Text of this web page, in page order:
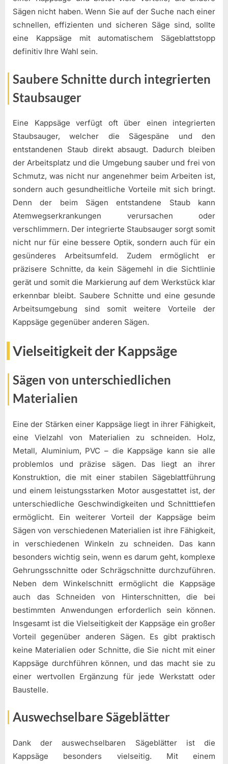
Sägen nicht haben. Wenn Sie auf der Suche nach einer
schnellen, effizienten und sicheren Säge sind, sollte
eine Kappsäge mit automatischem Sägeblattstopp
definitiv Ihre Wahl sein.
Saubere Schnitte durch integrierten
Staubsauger
Eine Kappsäge verfügt oft über einen integrierten
Staubsauger, welcher die Sägespäne und den
entstandenen Staub direkt absaugt. Dadurch bleiben
der Arbeitsplatz und die Umgebung sauber und frei von
Schmutz, was nicht nur angenehmer beim Arbeiten ist,
sondern auch gesundheitliche Vorteile mit sich bringt.
Denn der beim Sägen entstandene Staub kann
Atemwegserkrankungen verursachen oder
verschlimmern. Der integrierte Staubsauger sorgt somit
nicht nur für eine bessere Optik, sondern auch für ein
gesünderes Arbeitsumfeld. Zudem ermöglicht er
präzisere Schnitte, da kein Sägemehl in die Sichtlinie
gerät und somit die Markierung auf dem Werkstück klar
erkennbar bleibt. Saubere Schnitte und eine gesunde
Arbeitsumgebung sind somit weitere Vorteile der
Kappsäge gegenüber anderen Sägen.
Vielseitigkeit der Kappsäge
Sägen von unterschiedlichen
Materialien
Eine der Stärken einer Kappsäge liegt in ihrer Fähigkeit,
eine Vielzahl von Materialien zu schneiden. Holz,
Metall, Aluminium, PVC – die Kappsäge kann sie alle
problemlos und präzise sägen. Das liegt an ihrer
Konstruktion, die mit einer stabilen Sägeblattführung
und einem leistungsstarken Motor ausgestattet ist, der
unterschiedliche Geschwindigkeiten und Schnitttiefen
ermöglicht. Ein weiterer Vorteil der Kappsäge beim
Sägen von verschiedenen Materialien ist ihre Fähigkeit,
in verschiedenen Winkeln zu schneiden. Das kann
besonders wichtig sein, wenn es darum geht, komplexe
Gehrungsschnitte oder Schrägschnitte durchzuführen.
Neben dem Winkelschnitt ermöglicht die Kappsäge
auch das Schneiden von Hinterschnitten, die bei
bestimmten Anwendungen erforderlich sein können.
Insgesamt ist die Vielseitigkeit der Kappsäge ein großer
Vorteil gegenüber anderen Sägen. Es gibt praktisch
keine Materialien oder Schnitte, die Sie nicht mit einer
Kappsäge durchführen können, und das macht sie zu
einer wertvollen Ergänzung für jede Werkstatt oder
Baustelle.
Auswechselbare Sägeblätter
Dank der auswechselbaren Sägeblätter ist die
Kappsäge besonders vielseitig. Mit einem